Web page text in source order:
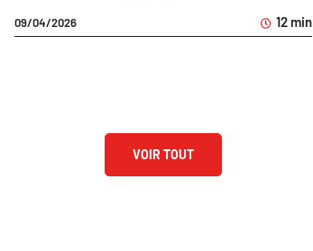
09/04/2026 12 min
VOIR TOUT